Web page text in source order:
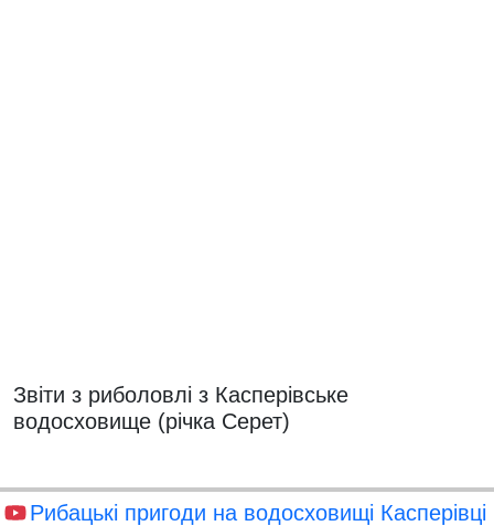
Звіти з риболовлі з Касперівське
водосховище (річка Серет)
Рибацькі пригоди на водосховищі Касперівці